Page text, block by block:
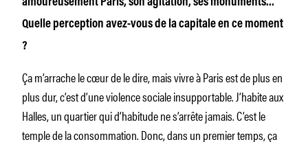
amoureusement Paris, son agitation, ses monuments…
Quelle perception avez-vous de la capitale en ce moment
?
Ça m’arrache le cœur de le dire, mais vivre à Paris est de plus en
plus dur, c’est d’une violence sociale insupportable.J’habite aux
Halles, un quartier qui d’habitude ne s’arrête jamais. C’est le
temple de la consommation. Donc, dans un premier temps, ça